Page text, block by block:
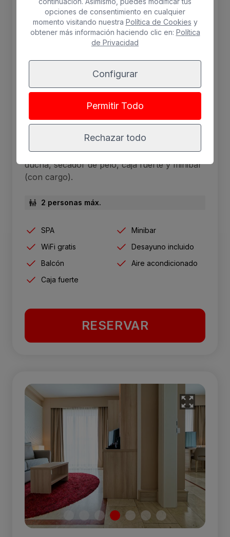
Habitación Doble con SPA
Dos camas individuales, teléfono, televisión
vía satélite, aire acondicionado, balcón,
ducha, secador de pelo, caja fuerte y minibar
(con cargo).
2 personas máx.
SPA
Minibar
WiFi gratis
Desayuno incluido
Balcón
Aire acondicionado
Caja fuerte
RESERVAR
opciones de consentimiento en cualquier
momento visitando nuestra Política de Cookies y
obtener más información haciendo clic en: Política
de Privacidad
Configurar
Permitir Todo
Rechazar todo